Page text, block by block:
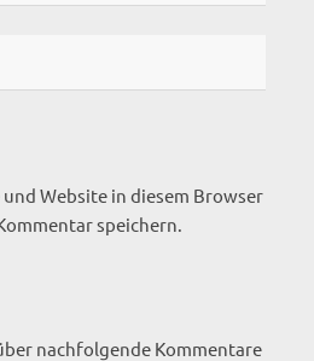
und Website in diesem Browser
speichern.
nachfolgende Kommentare